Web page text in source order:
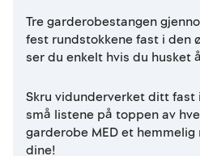
Tre garderobestangen
fest rundstokkene fast i den
ser du enkelt hvis du husket
Skru vidunderverket ditt fast
små listene på toppen av
garderobe MED et
dine!